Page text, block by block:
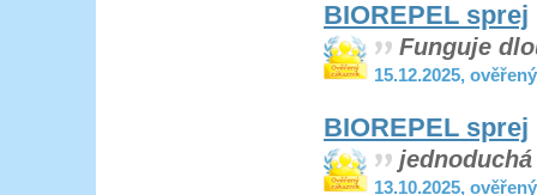
BIOREPEL sprej
Funguje
15.12.2025,
BIOREPEL sprej
13.10.2025,